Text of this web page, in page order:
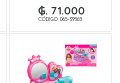
DIAMANTES
₲. 71.000
CÓDIGO: 065-39565